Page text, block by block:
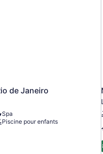
de Janeiro
Spa
Piscine pour enfants